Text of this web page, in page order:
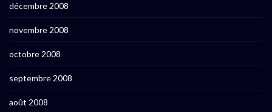
décembre 2008
novembre 2008
octobre 2008
septembre 2008
août 2008